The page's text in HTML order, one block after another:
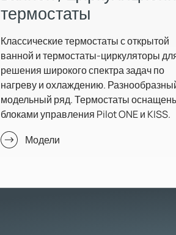
термостаты
Классические термостаты с открытой
ванной и термостаты-циркуляторы
решения широкого спектра задач по
нагреву и охлаждению.
модельный ряд. Термостаты
блоками управления Pilot ONE и KISS.
Модели